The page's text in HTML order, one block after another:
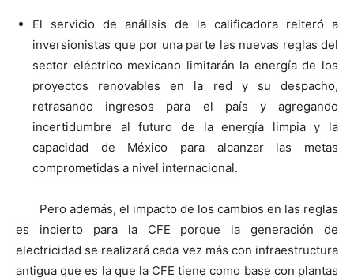
El servicio de análisis de la calificadora reiteró a
inversionistas que por una parte las nuevas reglas del
sector eléctrico mexicano limitarán la energía de los
proyectos renovables en la red y su despacho,
retrasando ingresos para el país y agregando
incertidumbre al futuro de la energía limpia y la
capacidad de México para alcanzar las metas
comprometidas a nivel internacional.
Pero además, el impacto de los cambios en las reglas
es incierto para la CFE porque la generación de
electricidad se realizará cada vez más con infraestructura
antigua que es la que la CFE tiene como base con plantas